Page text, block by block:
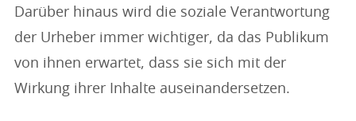
Darüber hinaus wird die soziale Verantwortung
der Urheber immer wichtiger, da das Publikum
von ihnen erwartet, dass sie sich mit der
Wirkung ihrer Inhalte auseinandersetzen.